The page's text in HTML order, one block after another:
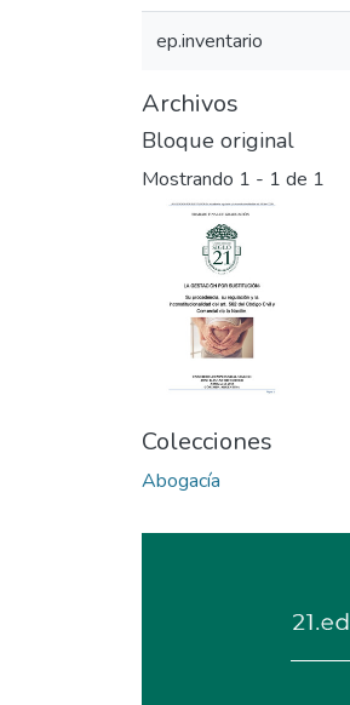
ep.inventario
Archivos
Bloque original
Mostrando 1 - 1 de 1
Colecciones
Abogacía